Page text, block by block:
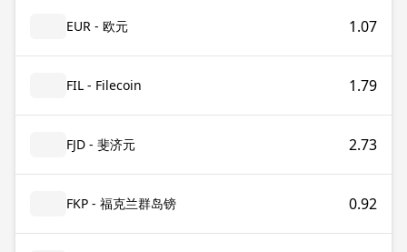
EUR - 欧元 1.07
FIL - Filecoin 1.79
FJD - 斐济元 2.73
FKP - 福克兰群岛镑 0.92